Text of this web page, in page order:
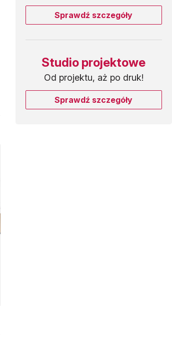
Sprawdź szczegóły
Studio projektowe
Od projektu, aż po druk!
Sprawdź szczegóły